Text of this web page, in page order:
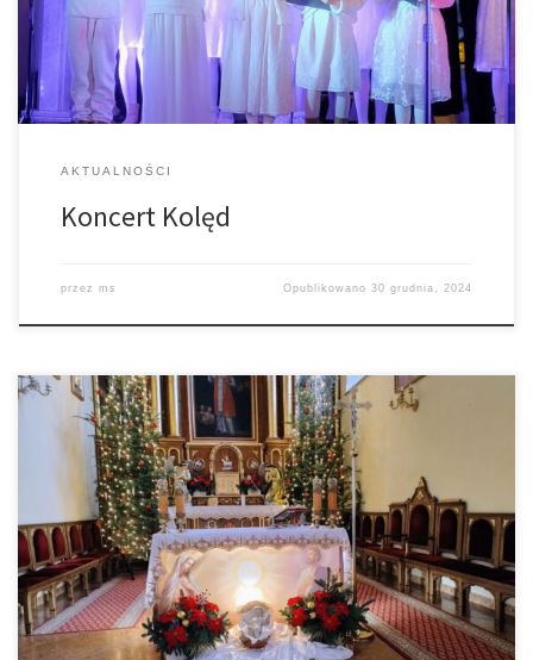
chwałę Bożą. Koncert połączono ze zbiórką na rzecz pewnej
chorej […]
AKTUALNOŚCI
Koncert Kolęd
przez ms Opublikowano30 grudnia, 2024
Parafia Łękawica Parafia Trzemesna –
https://www.facebook.com/100012015166441/videos/922541826
687577/